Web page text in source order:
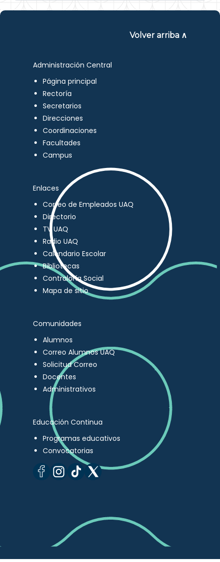
Volver arriba ∧
Administración Central
Página principal
Rectoría
Secretarios
Direcciones
Coordinaciones
Facultades
Campus
Enlaces
Correo de Empleados UAQ
Directorio
TV UAQ
Radio UAQ
Calendario Escolar
Bibliotecas
Contraloría Social
Mapa de sitio
Comunidades
Alumnos
Correo Alumnos UAQ
Solicitud Correo
Docentes
Administrativos
Educación Continua
Programas educativos
Convocatorias